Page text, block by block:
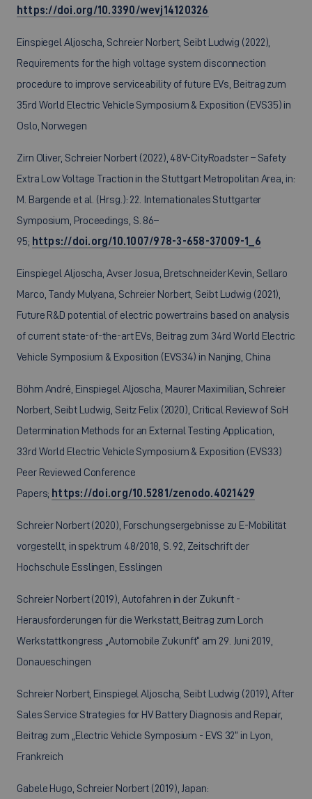
https://doi.org/10.3390/wevj14120326
Einspiegel Aljoscha, Schreier Norbert, Seibt Ludwig (2022),
Requirements for the high voltage system disconnection
procedure to improve serviceability of future EVs, Beitrag zum
35rd World Electric Vehicle Symposium & Exposition (EVS35) in
Oslo, Norwegen
Zirn Oliver, Schreier Norbert (2022), 48V-CityRoadster – Safety
Extra Low Voltage Traction in the Stuttgart Metropolitan Area, in:
M. Bargende et al. (Hrsg.): 22. Internationales Stuttgarter
Symposium, Proceedings, S. 86–
95; https://doi.org/10.1007/978-3-658-37009-1_6
Einspiegel Aljoscha, Avser Josua, Bretschneider Kevin, Sellaro
Marco, Tandy Mulyana, Schreier Norbert, Seibt Ludwig (2021),
Future R&D potential of electric powertrains based on analysis
of current state-of-the-art EVs, Beitrag zum 34rd World Electric
Vehicle Symposium & Exposition (EVS34) in Nanjing, China
Böhm André, Einspiegel Aljoscha, Maurer Maximilian, Schreier
Norbert, Seibt Ludwig, Seitz Felix (2020), Critical Review of SoH
Determination Methods for an External Testing Application,
33rd World Electric Vehicle Symposium & Exposition (EVS33)
Peer Reviewed Conference
Papers; https://doi.org/10.5281/zenodo.4021429
Schreier Norbert (2020), Forschungsergebnisse zu E-Mobilität
vorgestellt, in spektrum 48/2018, S. 92, Zeitschrift der
Hochschule Esslingen, Esslingen
Schreier Norbert (2019), Autofahren in der Zukunft -
Herausforderungen für die Werkstatt, Beitrag zum Lorch
Werkstattkongress „Automobile Zukunft“ am 29. Juni 2019,
Donaueschingen
Schreier Norbert, Einspiegel Aljoscha, Seibt Ludwig (2019), After
Sales Service Strategies for HV Battery Diagnosis and Repair,
Beitrag zum „Electric Vehicle Symposium - EVS 32“ in Lyon,
Frankreich
Gabele Hugo, Schreier Norbert (2019), Japan: